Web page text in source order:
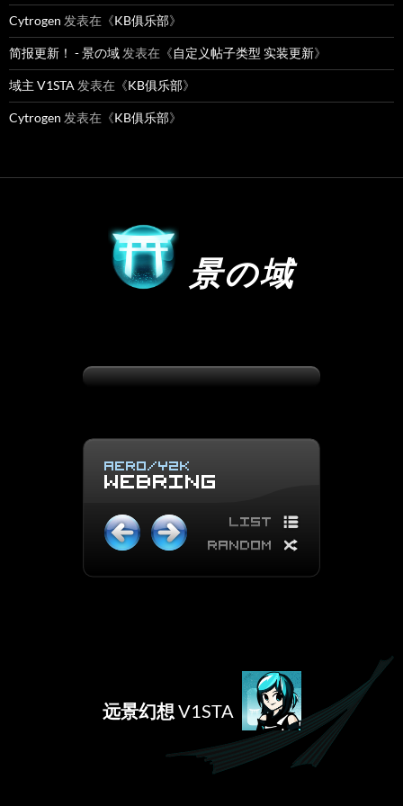
Cytrogen 发表在《KB俱乐部》
简报更新！ - 景の域 发表在《自定义帖子类型 实装更新》
域主 V1STA 发表在《KB俱乐部》
Cytrogen 发表在《KB俱乐部》
景の域
远景幻想 V1STA